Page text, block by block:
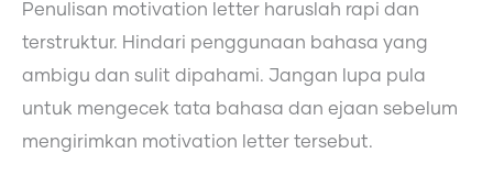
Penulisan motivation letter haruslah rapi dan
terstruktur. Hindari penggunaan bahasa yang
ambigu dan sulit dipahami. Jangan lupa pula
untuk mengecek tata bahasa dan ejaan sebelum
mengirimkan motivation letter tersebut.